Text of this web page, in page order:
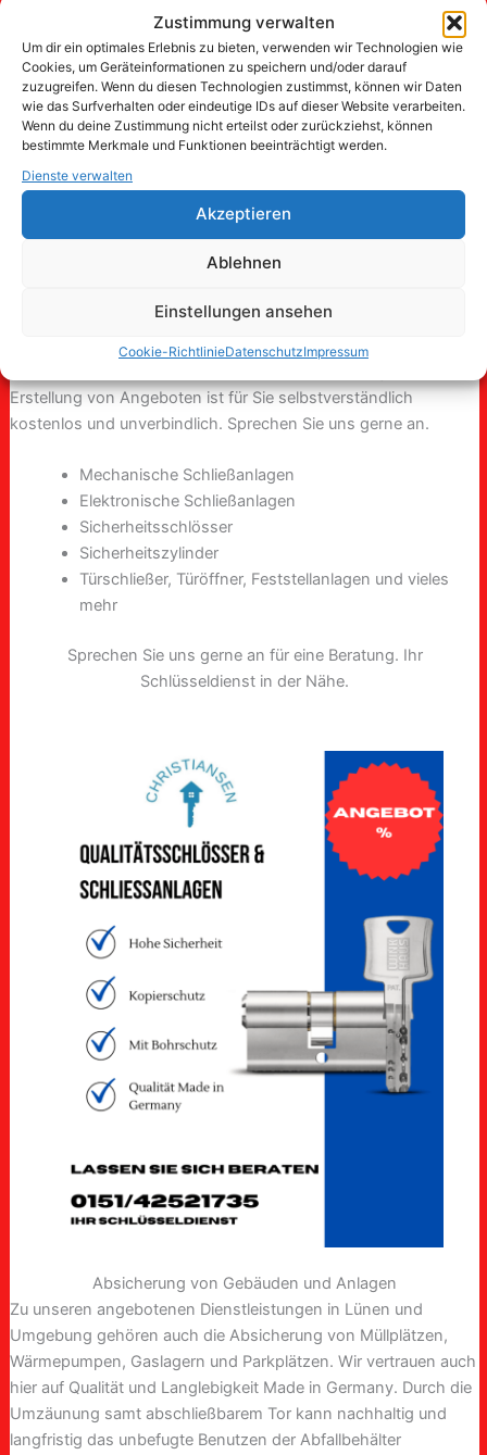
Zustimmung verwalten
Um dir ein optimales Erlebnis zu bieten, verwenden wir Technologien wie
Cookies, um Geräteinformationen zu speichern und/oder darauf
zuzugreifen. Wenn du diesen Technologien zustimmst, können wir Daten
wie das Surfverhalten oder eindeutige IDs auf dieser Website verarbeiten.
Wenn du deine Zustimmung nicht erteilst oder zurückziehst, können
bestimmte Merkmale und Funktionen beeinträchtigt werden.
Dienste verwalten
Akzeptieren
Ablehnen
Einstellungen ansehen
Cookie-RichtlinieDatenschutzImpressum
Schlüsselnotdienst anrufen
Schlösser und Schließanlagen
Schließanlage? Wir haben die passende Lösung für Sie. Wir
verbauen hochwertige Schließzylinder und Schlösser von
namenhaften deutschen Herstellern in Lünen und Umgebung.
So garantieren wir vom Schlüsseldienst in Lünen Qualität und
Ort oder die Konfiguration ganzer Schließanlagen für Privat-
und Gewerbeimmobilien wird von unserem geschulten und
Erstellung von Angeboten ist für Sie selbstverständlich
kostenlos und unverbindlich. Sprechen Sie uns gerne an.
Mechanische Schließanlagen
Elektronische Schließanlagen
Sicherheitsschlösser
Sicherheitszylinder
Türschließer, Türöffner, Feststellanlagen und vieles
mehr
Sprechen Sie uns gerne an für eine Beratung. Ihr
Schlüsseldienst in der Nähe.
Absicherung von Gebäuden und Anlagen
Zu unseren angebotenen Dienstleistungen in Lünen und
Umgebung gehören auch die Absicherung von Müllplätzen,
Wärmepumpen, Gaslagern und Parkplätzen. Wir vertrauen auch
hier auf Qualität und Langlebigkeit Made in Germany. Durch die
Umzäunung samt abschließbarem Tor kann nachhaltig und
langfristig das unbefugte Benutzen der Abfallbehälter